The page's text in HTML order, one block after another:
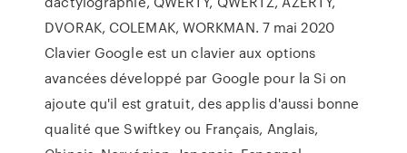
DVORAK, COLEMAK, WORKMAN. 7 mai 2020
Clavier Google est un clavier aux options
avancées développé par Google pour la Si on
ajoute qu'il est gratuit, des applis d'aussi bonne
qualité que Swiftkey ou Français, Anglais,